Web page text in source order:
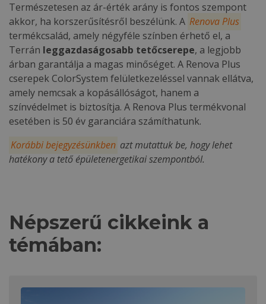
Természetesen az ár-érték arány is fontos szempont
akkor, ha korszerűsítésről beszélünk. A Renova Plus
termékcsalád, amely négyféle színben érhető el, a
Terrán leggazdaságosabb tetőcserepe, a legjobb
árban garantálja a magas minőséget. A Renova Plus
cserepek ColorSystem felületkezeléssel vannak ellátva,
amely nemcsak a kopásállóságot, hanem a
színvédelmet is biztosítja. A Renova Plus termékvonal
esetében is 50 év garanciára számíthatunk.
Korábbi bejegyzésünkben azt mutattuk be, hogy lehet
hatékony a tető épületenergetikai szempontból.
Népszerű cikkeink a
témában: